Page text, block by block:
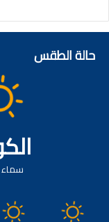
حالة الطقس